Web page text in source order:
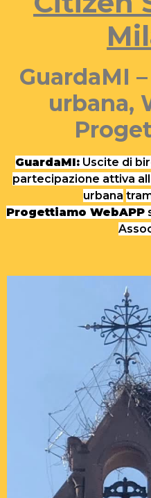
GuardaMI
urbana,
GuardaMI:Uscite di
partecipazione attiva
urbana
Progettiamo WebAPP